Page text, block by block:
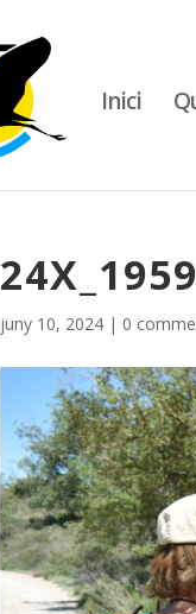
Inici
24X_1959
juny 10, 2024 | 0